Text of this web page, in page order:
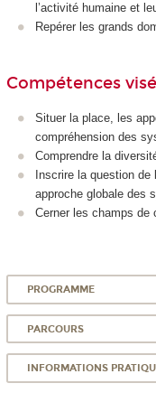
l’activité humaine et
Repérer les grands
Compétences
Situer la place, les
compréhension des
Comprendre la
Inscrire la question
approche globale des
Cerner les champs de
PROGRAMME
PARCOURS
INFORMATIONS